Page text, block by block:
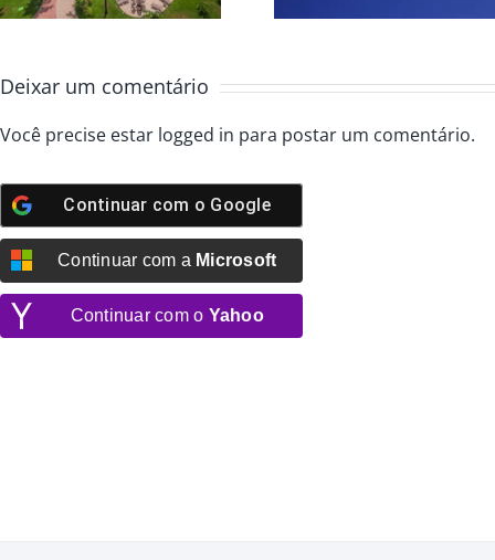
Deixar um comentário
Você precise estar logged in para postar um comentário.
Continuar com o Google
Continuar com a Microsoft
Continuar com o Yahoo